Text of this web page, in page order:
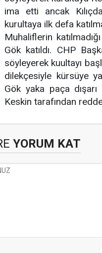
ima etti ancak
kurultaya ilk defa
Muhaliflerin
Gök katıldı. CHP
söyleyerek kuultayı
dilekçesiyle kürsüye
Gök yaka paça dışarı
Keskin tarafından
YORUM KAT